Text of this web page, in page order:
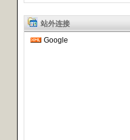
站外连接
Google